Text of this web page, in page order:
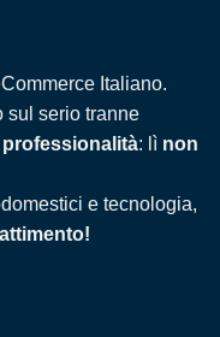
Italiano.
sul serio tranne
professionalità: lì non
e tecnologia,